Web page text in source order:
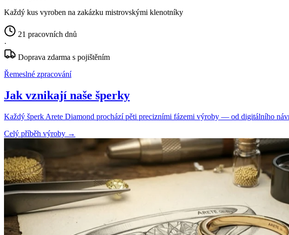
Každý kus vyroben na zakázku mistrovskými klenotníky
21 pracovních dnů
·
Doprava zdarma s pojištěním
Řemeslné zpracování
Jak vznikají naše šperky
Každý šperk Arete Diamond prochází pěti precizními fázemi výroby — od digitálního
Celý příběh výroby →